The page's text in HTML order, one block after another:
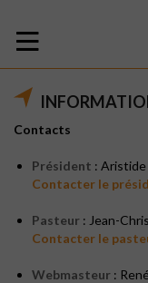
Contacts
Président :
Contacter le
Pasteur : Jean-
Contacter le
Webmasteur :